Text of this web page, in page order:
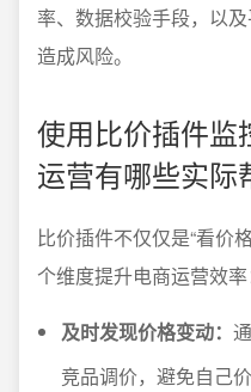
率、数据校验手段，以
造成风险。
使用比价插件监
运营有哪些实际
比价插件不仅仅是“看价
个维度提升电商运营效率
及时发现价格变动：
竞品调价，避免自己